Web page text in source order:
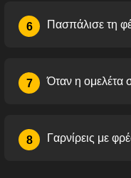
6 Πασπάλισε τη
7 Όταν η ομελέτα
8 Γαρνίρεις με